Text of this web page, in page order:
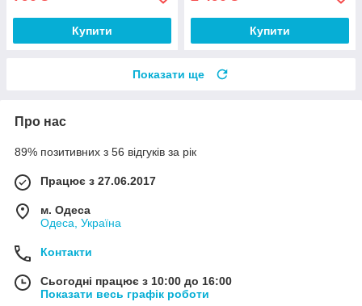
Купити Купити
Показати ще
Про нас
89% позитивних з 56 відгуків за рік
Працює з 27.06.2017
м. Одеса
Одеса, Україна
Контакти
Сьогодні працює з 10:00 до 16:00
Показати весь графік роботи